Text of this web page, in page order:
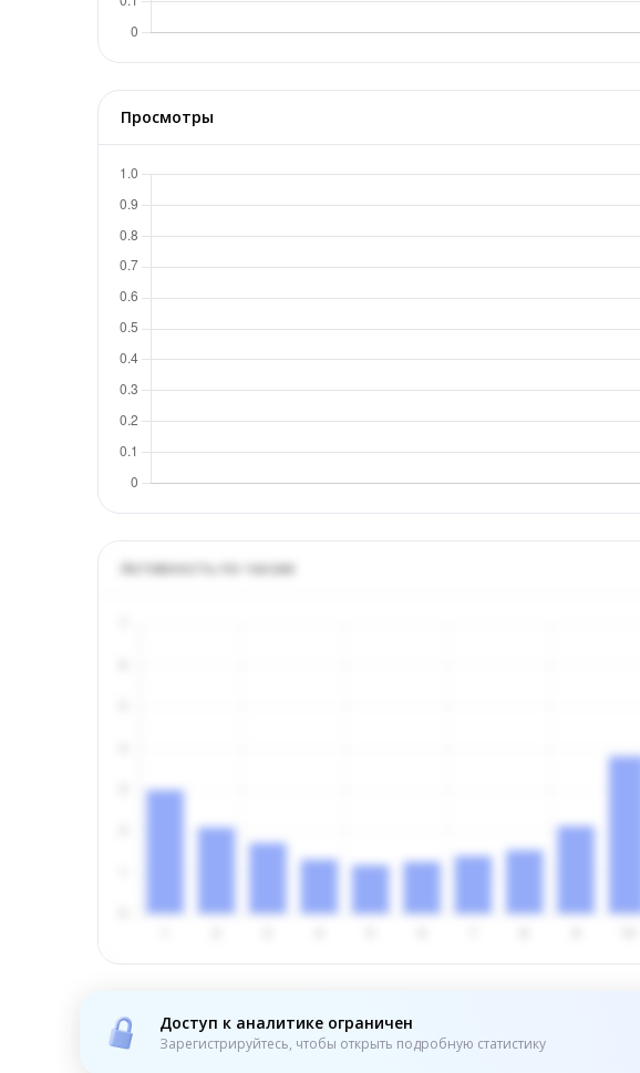
Просмотры
Активность по часам
Доступ к аналитике ограничен
Зарегистрируйтесь, чтобы открыть подробную статистику